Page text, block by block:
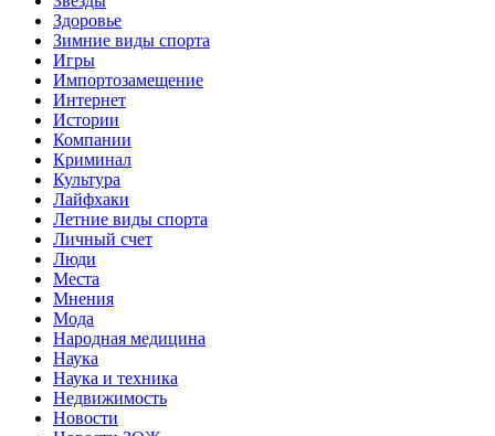
Здоровье
Зимние виды спорта
Игры
Импортозамещение
Интернет
Истории
Компании
Криминал
Культура
Лайфхаки
Летние виды спорта
Личный счет
Люди
Места
Мнения
Мода
Народная медицина
Наука
Наука и техника
Недвижимость
Новости